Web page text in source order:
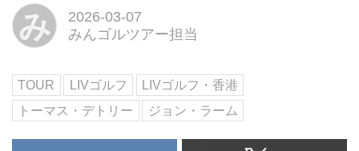
み
2026-03-07
みんゴルツアー担当
TOUR LIVゴルフ
LIVゴルフ・香港
トーマス・デトリー
ジョン・ラーム